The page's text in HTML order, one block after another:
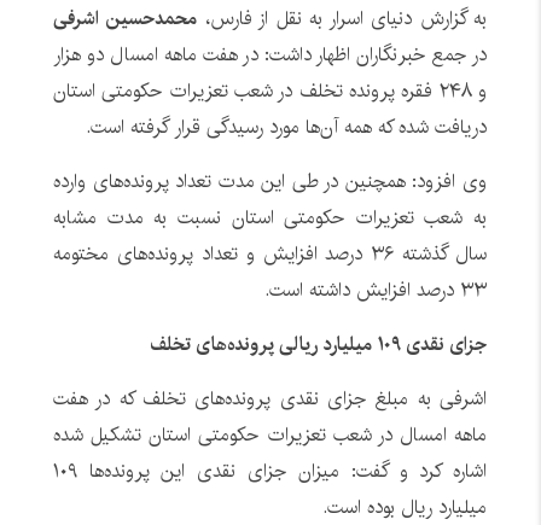
به گزارش دنیای اسرار به نقل از فارس، محمدحسین اشرفی
در جمع خبرنگاران اظهار داشت: در هفت ماهه امسال دو هزار
و ۲۴۸ فقره پرونده تخلف در شعب تعزیرات حکومتی استان
دریافت شده که همه آن‌ها مورد رسیدگی قرار گرفته است.
وی افزود: همچنین در طی این مدت تعداد پرونده‌های وارده
به شعب تعزیرات حکومتی استان نسبت به مدت مشابه
سال گذشته ۳۶ درصد افزایش و تعداد پرونده‌های مختومه
۳۳ درصد افزایش داشته است.
جزای نقدی ۱۰۹ میلیارد ریالی پرونده‌های تخلف
اشرفی به مبلغ جزای نقدی پرونده‌های تخلف که در هفت
ماهه امسال در شعب تعزیرات حکومتی استان تشکیل شده
اشاره کرد و گفت: میزان جزای نقدی این پرونده‌ها ۱۰۹
میلیارد ریال بوده است.